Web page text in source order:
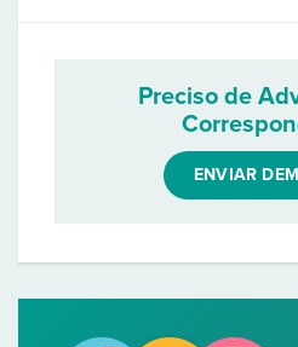
Preciso de
ENVIAR